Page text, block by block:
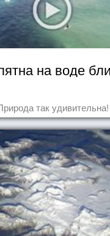
на воде
так удивительна!